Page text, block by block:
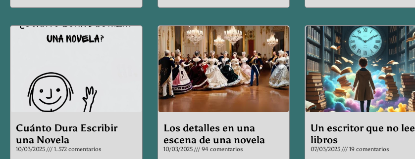
Cuánto Dura Escribir
una Novela
10/03/2025 1.572 comentarios
Los detalles en una
escena de una novela
10/03/2025 94 comentarios
Un escritor que no lee
libros
07/03/2025 19 comentarios